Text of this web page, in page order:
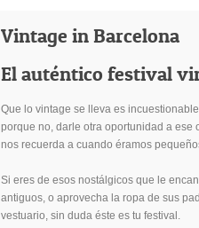
Vintage in Barcelona
El auténtico festival
Que lo vintage se lleva es
porque no, darle otra oportunidad a ese
nos recuerda a cuando éramos
Si eres de esos nostálgicos que le
antiguos, o aprovecha la ropa de sus
vestuario, sin duda éste es tu festival.